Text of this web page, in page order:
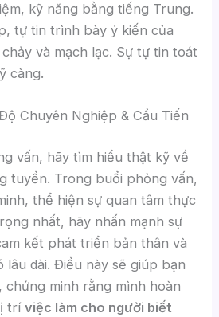
kỹ năng bằng tiếng Trung.
tự tin trình bày ý kiến của
và mạch lạc. Sự tự tin toát
càng.
Chuyên Nghiệp & Cầu Tiến
vấn, hãy tìm hiểu thật kỹ về
tuyển. Trong buổi phỏng vấn,
thể hiện sự quan tâm thực
nhất, hãy nhấn mạnh sự
kết phát triển bản thân và
lâu dài. Điều này sẽ giúp bạn
chứng minh rằng mình hoàn
tríviệc làm cho người biết